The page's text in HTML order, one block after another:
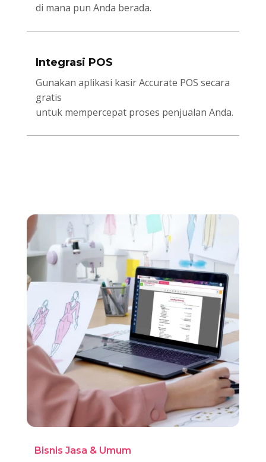
di mana pun Anda berada.
Integrasi POS
Gunakan aplikasi kasir Accurate POS secara
gratis
untuk mempercepat proses penjualan Anda.
Bisnis Jasa & Umum